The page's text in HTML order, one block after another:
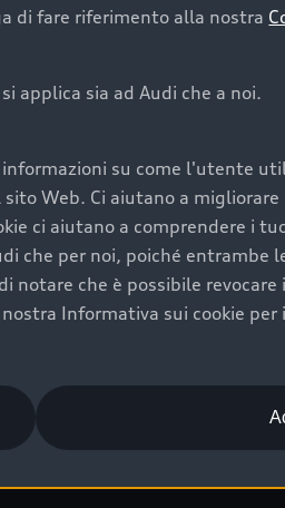
di fare riferimento alla nostra
applica sia ad Audi che a noi.
su come l'utente
Web. Ci aiutano a
ci aiutano a comprendere i
che per noi, poiché entrambe
che è possibile
Informativa sui cookie per
prossima
al prezzo e all'aspetto,
veicolo e a una maggiore
una manutenzione
cura e attenzione del
stato garantiscono
garantito tramite Audi
4 anni per una maggiore